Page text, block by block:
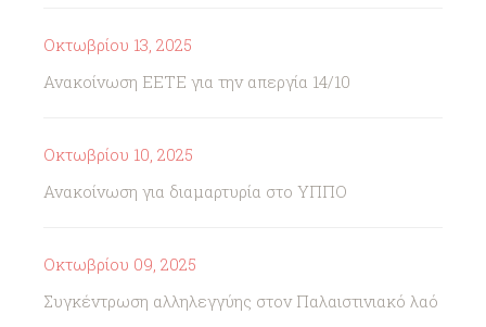
Οκτωβρίου 13, 2025
Ανακοίνωση ΕΕΤΕ για την απεργία 14/10
Οκτωβρίου 10, 2025
Ανακοίνωση για διαμαρτυρία στο ΥΠΠΟ
Οκτωβρίου 09, 2025
Συγκέντρωση αλληλεγγύης στον Παλαιστινιακό λαό